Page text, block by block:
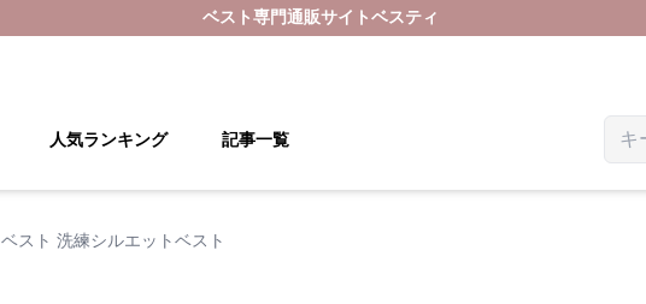
ベスト専門通販サイトベスティ
人気ランキング 記事一覧
ベスト 洗練シルエットベスト